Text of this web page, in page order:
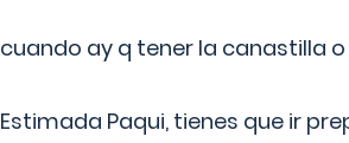
cuando ay q tener la canastilla
Estimada Paqui, tienes que ir